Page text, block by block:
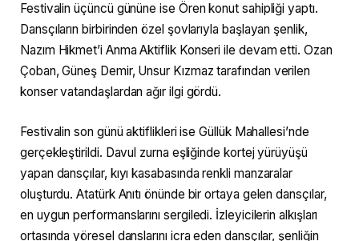
Festivalin üçüncü gününe ise Ören konut sahipliği yaptı.
Dansçıların birbirinden özel şovlarıyla başlayan şenlik,
Nazım Hikmet’i Anma Aktiflik Konseri ile devam etti. Ozan
Çoban, Güneş Demir, Unsur Kızmaz tarafından verilen
konser vatandaşlardan ağır ilgi gördü.
Festivalin son günü aktiflikleri ise Güllük Mahallesi’nde
gerçekleştirildi. Davul zurna eşliğinde kortej yürüyüşü
yapan dansçılar, kıyı kasabasında renkli manzaralar
oluşturdu. Atatürk Anıtı önünde bir ortaya gelen dansçılar,
en uygun performanslarını sergiledi. İzleyicilerin alkışları
ortasında yöresel danslarını icra eden dansçılar, şenliğin